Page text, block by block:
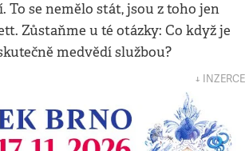
To se nemělo stát, jsou z toho jen
Zůstaňme u té otázky: Co když je
medvědí službou?
↓ INZERCE